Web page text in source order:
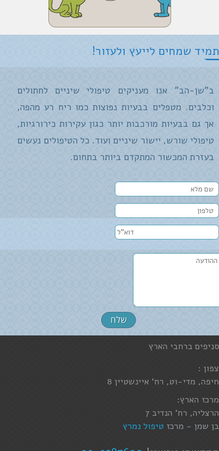
תמיד שמחים לייעץ ולעזור!
ב"שן-הב" אנו מעניקים טיפולי שיניים לחתולים
וכלבים. מטפלים בבעיות נפוצות כמו ריח רע מהפה,
אך גם בבעיות מורכבות יותר כגון עקירות כירורגיות,
טיפולי שורש, יישור שיניים ועוד. כל הטיפולים נעשים
בעזרת המכשור המתקדם ביותר בתחום.
סניפים ברחבי הארץ
צפון :
חיפה, מדי-וט, רח' איינשטיין 8
מרכז הארץ:
הרצליה, רח' הנדיב 7
בן שמן - מרכז טיפול נמרץ